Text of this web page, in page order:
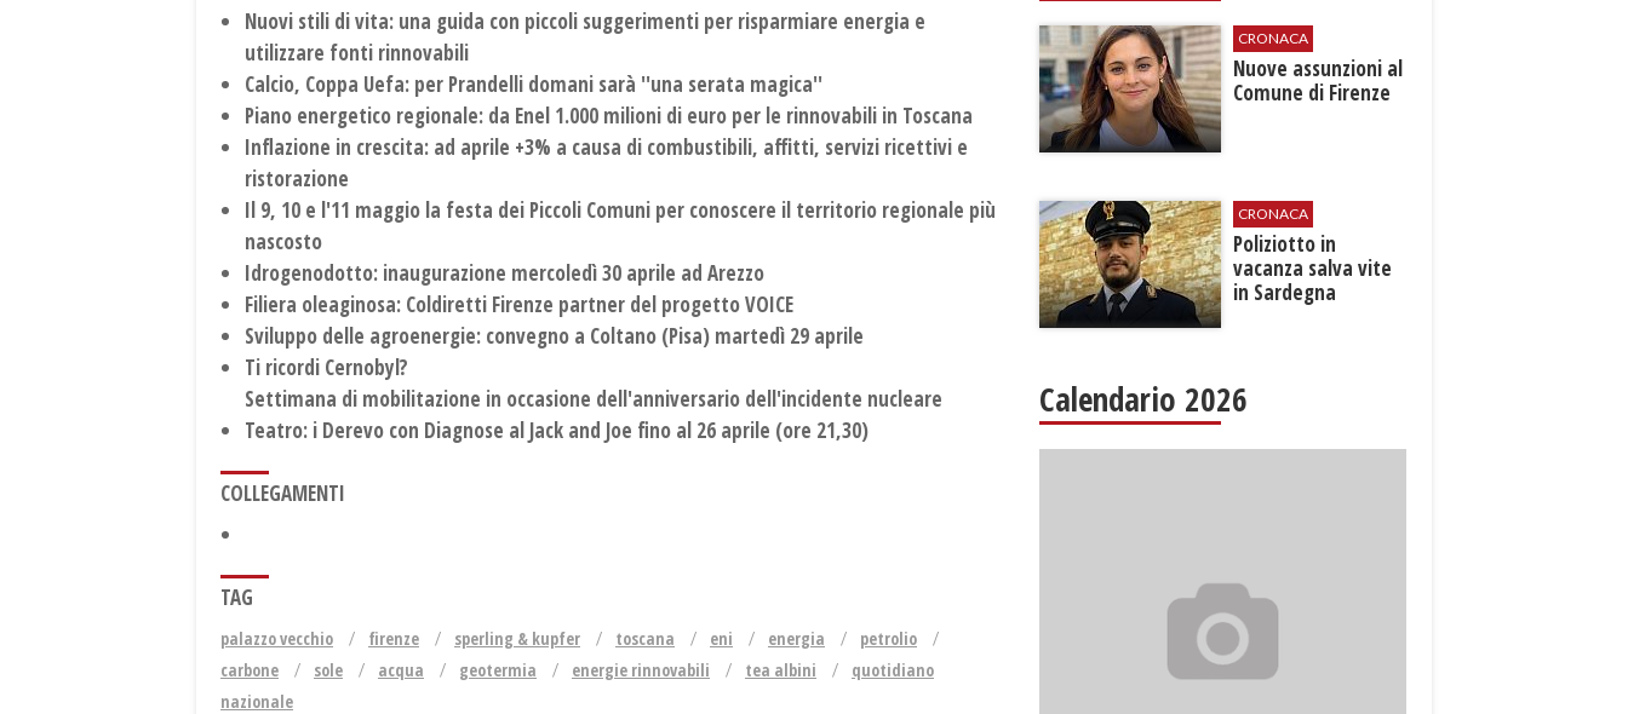
Nuovi stili di vita: una guida con piccoli suggerimenti per risparmiare energia e
utilizzare fonti rinnovabili
Calcio, Coppa Uefa: per Prandelli domani sarà ''una serata magica''
Piano energetico regionale: da Enel 1.000 milioni di euro per le rinnovabili in Toscana
Inflazione in crescita: ad aprile +3% a causa di combustibili, affitti, servizi ricettivi e
ristorazione
Il 9, 10 e l'11 maggio la festa dei Piccoli Comuni per conoscere il territorio regionale più
nascosto
Idrogenodotto: inaugurazione mercoledì 30 aprile ad Arezzo
Filiera oleaginosa: Coldiretti Firenze partner del progetto VOICE
Sviluppo delle agroenergie: convegno a Coltano (Pisa) martedì 29 aprile
Ti ricordi Cernobyl?
Settimana di mobilitazione in occasione dell'anniversario dell'incidente nucleare
Teatro: i Derevo con Diagnose al Jack and Joe fino al 26 aprile (ore 21,30)
COLLEGAMENTI
TAG
palazzo vecchio firenze sperling & kupfer toscana eni energia
petrolio
carbone
sole acqua geotermia energie rinnovabili tea albini
quotidiano
nazionale
CRONACA
Nuove assunzioni al
Comune di Firenze
CRONACA
Poliziotto in
vacanza salva vite
in Sardegna
Calendario 2026